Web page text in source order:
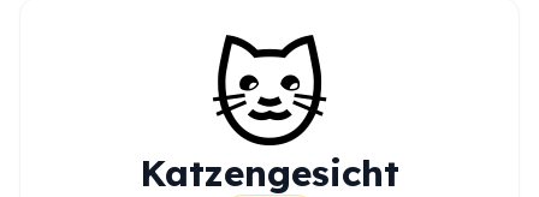
🐱
Katzengesicht